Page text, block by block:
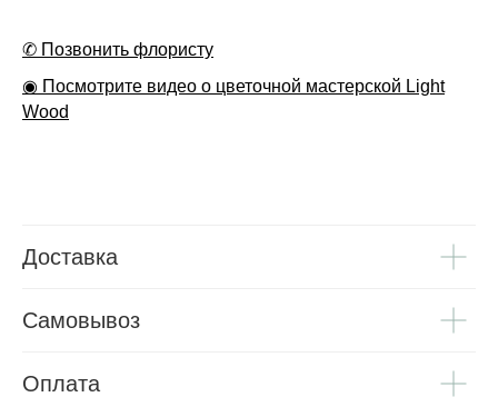
✆ Позвонить флористу
◉ Посмотрите видео о цветочной мастерской Light
Wood
Доставка
Самовывоз
Оплата